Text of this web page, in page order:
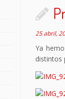
25 abril,
Ya
distintos